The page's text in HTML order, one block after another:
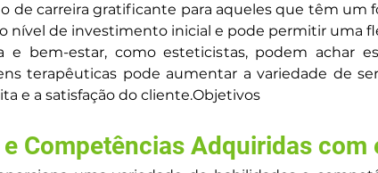
de carreira gratificante para aqueles que têm um
nível de investimento inicial e pode permitir uma
e bem-estar, como esteticistas, podem achar
terapêuticas pode aumentar a variedade de
e a satisfação do cliente.Objetivos
Competências Adquiridas com